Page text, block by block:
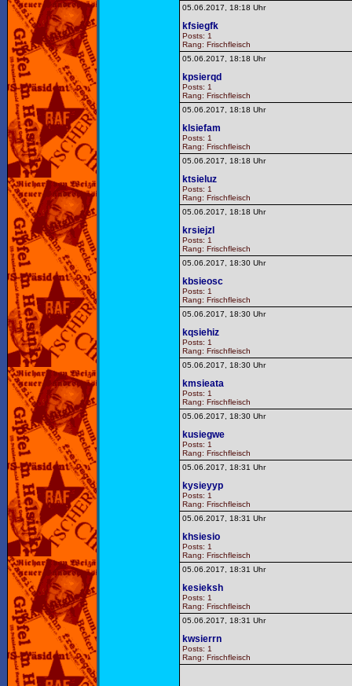
05.06.2017, 18:18 Uhr
kfsiegfk
Posts: 1
Rang: Frischfleisch
05.06.2017, 18:18 Uhr
kpsierqd
Posts: 1
Rang: Frischfleisch
05.06.2017, 18:18 Uhr
klsiefam
Posts: 1
Rang: Frischfleisch
05.06.2017, 18:18 Uhr
ktsieluz
Posts: 1
Rang: Frischfleisch
05.06.2017, 18:18 Uhr
krsiejzl
Posts: 1
Rang: Frischfleisch
05.06.2017, 18:30 Uhr
kbsieosc
Posts: 1
Rang: Frischfleisch
05.06.2017, 18:30 Uhr
kqsiehiz
Posts: 1
Rang: Frischfleisch
05.06.2017, 18:30 Uhr
kmsieata
Posts: 1
Rang: Frischfleisch
05.06.2017, 18:30 Uhr
kusiegwe
Posts: 1
Rang: Frischfleisch
05.06.2017, 18:31 Uhr
kysieyyp
Posts: 1
Rang: Frischfleisch
05.06.2017, 18:31 Uhr
khsiesio
Posts: 1
Rang: Frischfleisch
05.06.2017, 18:31 Uhr
kesieksh
Posts: 1
Rang: Frischfleisch
05.06.2017, 18:31 Uhr
kwsierrn
Posts: 1
Rang: Frischfleisch